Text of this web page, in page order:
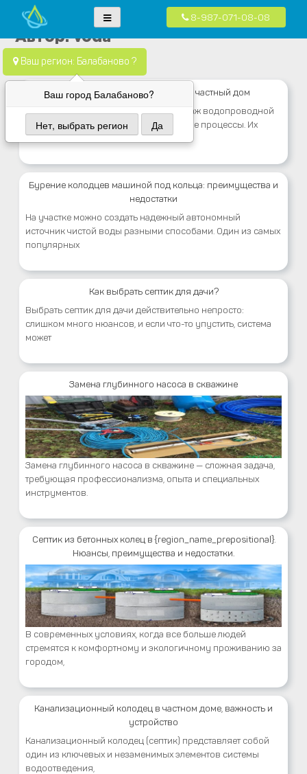
to
content
канализация.
систем водоснабжения, канализации и отопления в частных домах в
Москве и Московской области
Ваш регион: Балабаново ?
Ваш город Балабаново?
Нет, выбрать регион Да
8-987-071-08-08
Автор:voda
Как провести водоснабжение в частный дом
Водоснабжение в частный дом и монтаж водопроводной
системы — это сложные и многоэтапные процессы. Их
желательно
Бурение колодцев машиной под кольца: преимущества и
недостатки
На участке можно создать надежный автономный
источник чистой воды разными способами. Один из самых
популярных
Как выбрать септик для дачи?
Выбрать септик для дачи действительно непросто:
слишком много нюансов, и если что-то упустить, система
может
Замена глубинного насоса в скважине
Замена глубинного насоса в скважине — сложная задача,
требующая профессионализма, опыта и специальных
инструментов.
Септик из бетонных колец в {region_name_prepositional}.
Нюансы, преимущества и недостатки.
В современных условиях, когда все больше людей
стремятся к комфортному и экологичному проживанию за
городом,
Канализационный колодец в частном доме, важность и
устройство
Канализационный колодец (септик) представляет собой
один из ключевых и незаменимых элементов системы
водоотведения,